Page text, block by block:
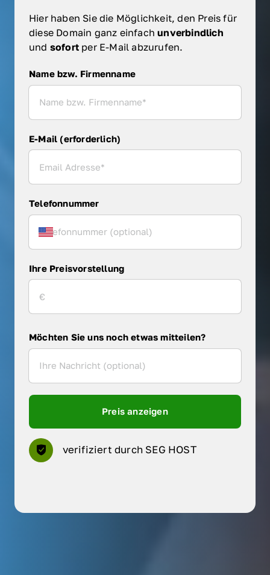
Hier haben Sie die Möglichkeit, den Preis für
diese Domain ganz einfach
und sofort per E-Mail abzurufen.
Name bzw. Firmenname
Name bzw. Firmenname
E-Mail (erforderlich)
Telefonnummer
Ihre Preisvorstellung
Möchten Sie uns noch etwas mitteilen?
Preis anzeigen
verifiziert durch SEG HOST